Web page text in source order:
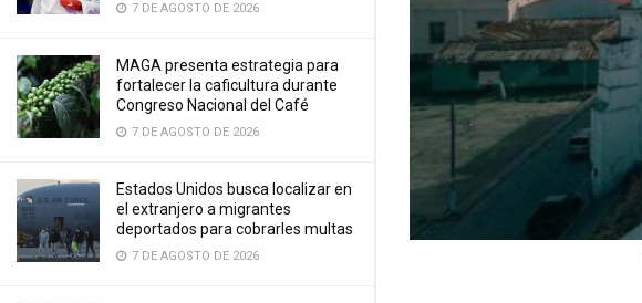
7 DE AGOSTO DE 2026
MAGA presenta estrategia para
fortalecer la caficultura durante
Congreso Nacional del Café
7 DE AGOSTO DE 2026
Estados Unidos busca localizar en
el extranjero a migrantes
deportados para cobrarles multas
7 DE AGOSTO DE 2026